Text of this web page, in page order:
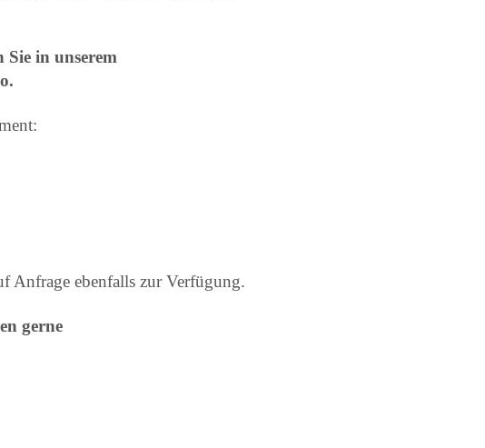
Sie in unserem
Anfrage ebenfalls zur Verfügung.
gerne